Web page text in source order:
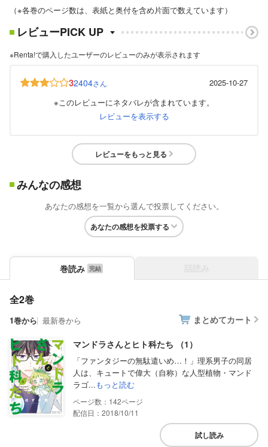
（※各巻のページ数は、表紙と奥付を含め片面で数えています）
レビューPICK UP
※Renta!で購入したユーザーのレビューのみが表示されます
32404さん
2025-10-27
※このレビューにネタバレが含まれています。
レビューを表示する
レビューをもっと見る
みんなの感想
あなたの感想を一覧から選んで投票してください。
あなたの感想を投票する
巻読み
全2巻
1巻から 最新巻から まとめてカート
マンドラさんとヒト科たち （1）
「ファンタジーの無駄遣いめ…！」理系男子の同居
人は、キュートで偉大（自称）な人型植物・マンド
ラゴ...もっと読む
142
配信日：2018/10/11
試し読み